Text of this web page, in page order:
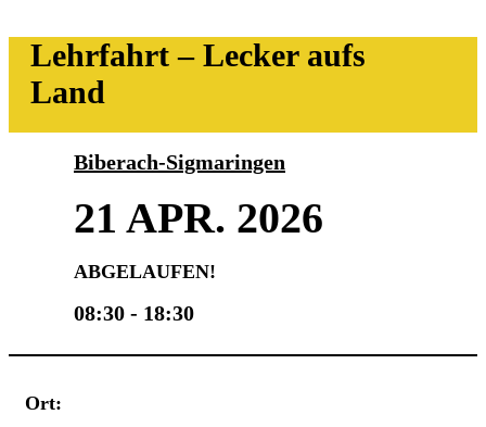
Lehrfahrt – Lecker aufs
Land
Biberach-Sigmaringen
21 APR. 2026
ABGELAUFEN!
08:30 - 18:30
Ort: